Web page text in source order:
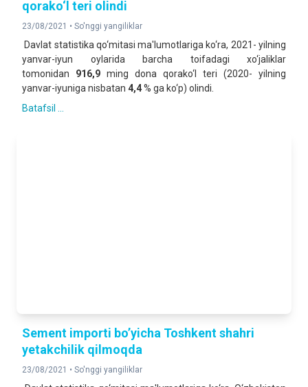
2025- yilning yanvar-iyun oylariga nisbatan foizda
CHAKANA TOVAR AYLANMASI
128,8 %
2025- yilning yanvar-iyun oylariga nisbatan foizda
qorako‘l teri olindi
23/08/2021 • So'nggi yangiliklar
Davlat statistika qo‘mitasi ma'lumotlariga ko‘ra, 2021- yilning
yanvar-iyun oylarida barcha toifadagi xo‘jaliklar
tomonidan 916,9 ming dona qorako‘l teri (2020- yilning
yanvar-iyuniga nisbatan 4,4% ga ko‘p) olindi.
Batafsil ...
Sement importi bo’yicha Toshkent shahri
yetakchilik qilmoqda
23/08/2021 • So'nggi yangiliklar